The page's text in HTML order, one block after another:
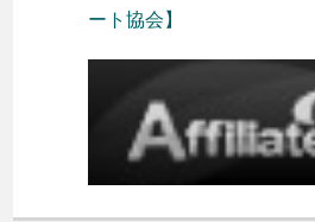
ート協会】